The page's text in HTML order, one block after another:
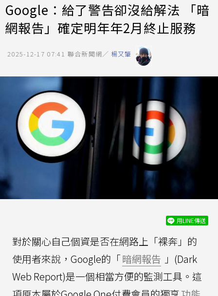
Google：給了警告卻沒給解法 「暗
網報告」確定明年年2月終止服務
2025-12-17 07:41 聯合新聞網／ 楊又肇
用LINE傳送
對於關心自己個資是否在網路上「裸奔」的
使用者來說，Google的「暗網報告 」(Dark
Web Report)是一個相當方便的監測工具。這